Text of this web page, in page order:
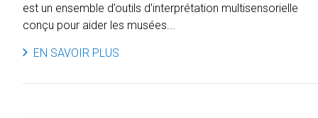
est un ensemble d’outils d’interprétation multisensorielle
conçu pour aider les musées...
EN SAVOIR PLUS